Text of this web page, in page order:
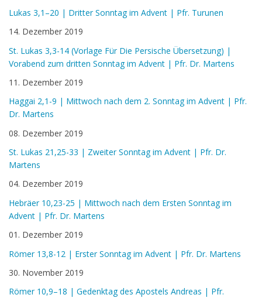
Lukas 3,1–20 | Dritter Sonntag im Advent | Pfr. Turunen
14. Dezember 2019
St. Lukas 3,3-14 (Vorlage Für Die Persische Übersetzung) |
Vorabend zum dritten Sonntag im Advent | Pfr. Dr. Martens
11. Dezember 2019
Haggai 2,1-9 | Mittwoch nach dem 2. Sonntag im Advent | Pfr.
Dr. Martens
08. Dezember 2019
St. Lukas 21,25-33 | Zweiter Sonntag im Advent | Pfr. Dr.
Martens
04. Dezember 2019
Hebräer 10,23-25 | Mittwoch nach dem Ersten Sonntag im
Advent | Pfr. Dr. Martens
01. Dezember 2019
Römer 13,8-12 | Erster Sonntag im Advent | Pfr. Dr. Martens
30. November 2019
Römer 10,9–18 | Gedenktag des Apostels Andreas | Pfr.